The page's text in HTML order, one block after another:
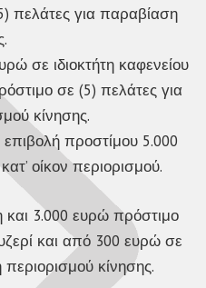
πελάτες για παραβίαση
σε ιδιοκτήτη καφενείου
σε (5) πελάτες για
κίνησης.
προστίμου 5.000
οίκον περιορισμού.
3.000 ευρώ πρόστιμο
και από 300 ευρώ σε
κίνησης.